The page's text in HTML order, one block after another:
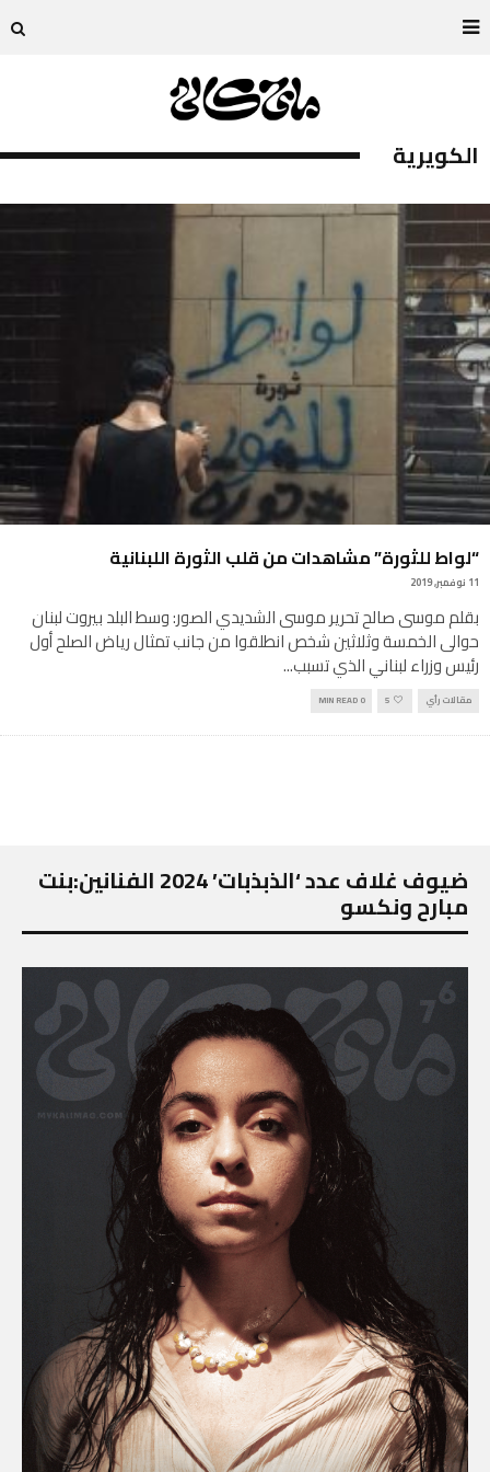
الكويرية
“لواط للثورة” مشاهدات من قلب الثورة اللبنانية
11 نوفمبر, 2019
بقلم موسى صالح تحرير موسى الشديدي الصور: وسط البلد بيروت لبنان
حوالى الخمسة وثلاثين شخص انطلقوا من جانب تمثال رياض الصلح أول
رئيس وزراء لبناني الذي تسبب...
مقالات رأي 5
0 MIN READ
ضيوف غلاف عدد ‘الذبذبات’ 2024 الفنانين:بنت
مبارح ونكسو